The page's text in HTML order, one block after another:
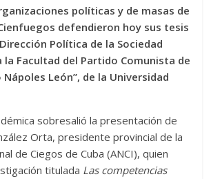
políticas y de masas de
defendieron hoy sus tesis
Política de la Sociedad
Facultad del Partido Comunista de
Nápoles León”, de la Universidad
sobresalió la presentación de
Orta, presidente provincial de la
de Ciegos de Cuba (ANCI), quien
titulada Las competencias